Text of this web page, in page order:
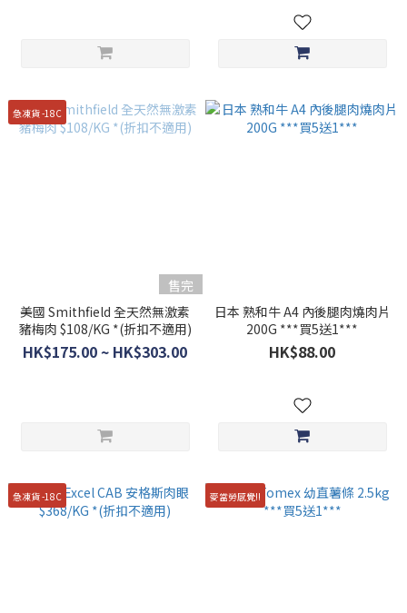
急凍貨 -18C
售完
美國 Smithfield 全天然無激素
豬梅肉 $108/KG *(折扣不適用)
HK$175.00 ~ HK$303.00
日本 熟和牛 A4 內後腿肉燒肉片
200G ***買5送1***
HK$88.00
急凍貨 -18C 麥當勞感覺!!